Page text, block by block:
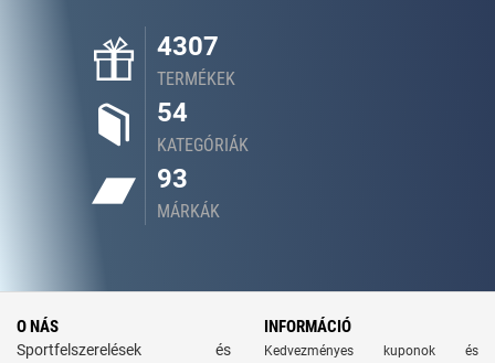
4307
TERMÉKEK
54
KATEGÓRIÁK
93
MÁRKÁK
O NÁS
Sportfelszerelések és
INFORMÁCIÓ
Kedvezményes kuponok és